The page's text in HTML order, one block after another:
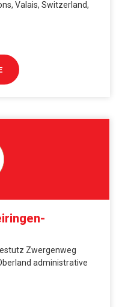
Valais, Switzerland,
Zwergenweg
administrative